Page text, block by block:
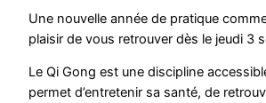
Une nouvelle année de pratique
plaisir de vous retrouver dès le jeudi 3
Le Qi Gong est une discipline
permet d’entretenir sa santé, de